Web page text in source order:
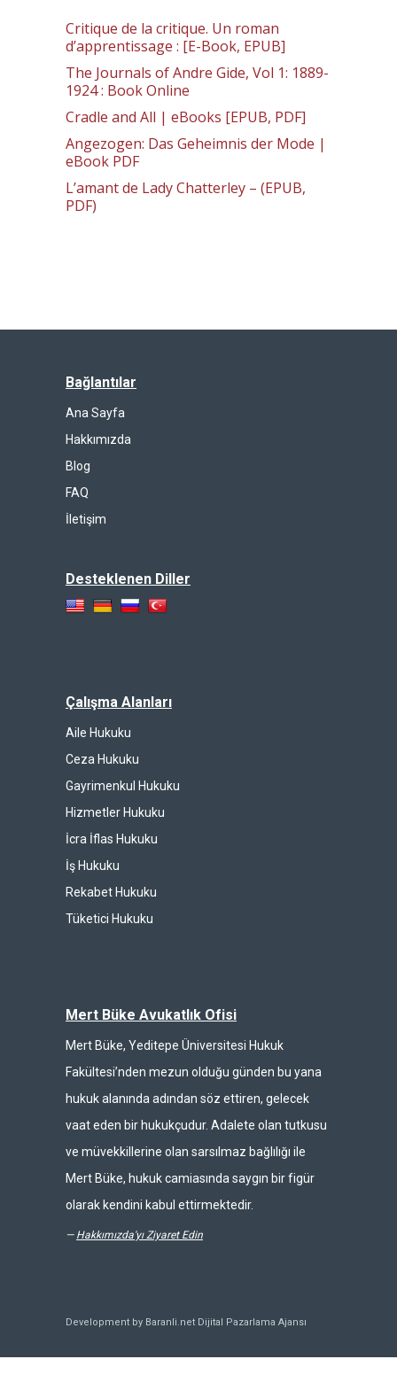
Critique de la critique. Un roman
d’apprentissage : [E-Book, EPUB]
The Journals of Andre Gide, Vol 1: 1889-
1924 : Book Online
Cradle and All | eBooks [EPUB, PDF]
Angezogen: Das Geheimnis der Mode |
eBook PDF
L’amant de Lady Chatterley – (EPUB,
PDF)
Bağlantılar
Ana Sayfa
Hakkımızda
Blog
FAQ
İletişim
Desteklenen Diller
Çalışma Alanları
Aile Hukuku
Ceza Hukuku
Gayrimenkul Hukuku
Hizmetler Hukuku
İcra İflas Hukuku
İş Hukuku
Rekabet Hukuku
Tüketici Hukuku
Mert Büke Avukatlık Ofisi
Mert Büke, Yeditepe Üniversitesi Hukuk
Fakültesi’nden mezun olduğu günden bu yana
hukuk alanında adından söz ettiren, gelecek
vaat eden bir hukukçudur. Adalete olan tutkusu
ve müvekkillerine olan sarsılmaz bağlılığı ile
Mert Büke, hukuk camiasında saygın bir figür
olarak kendini kabul ettirmektedir.
— Hakkımızda'yı Ziyaret Edin
Development by Baranli.net Dijital Pazarlama Ajansı